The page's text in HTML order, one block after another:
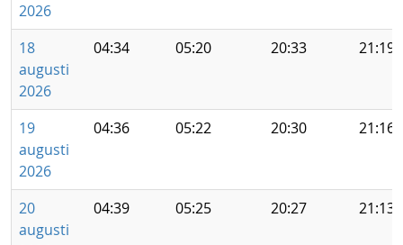
2026
18
augusti
2026
04:34 05:20 20:33 21:19
19
augusti
2026
04:36 05:22 20:30 21:16
20
augusti
04:39 05:25 20:27 21:13